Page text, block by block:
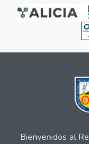
Bienvenidos al